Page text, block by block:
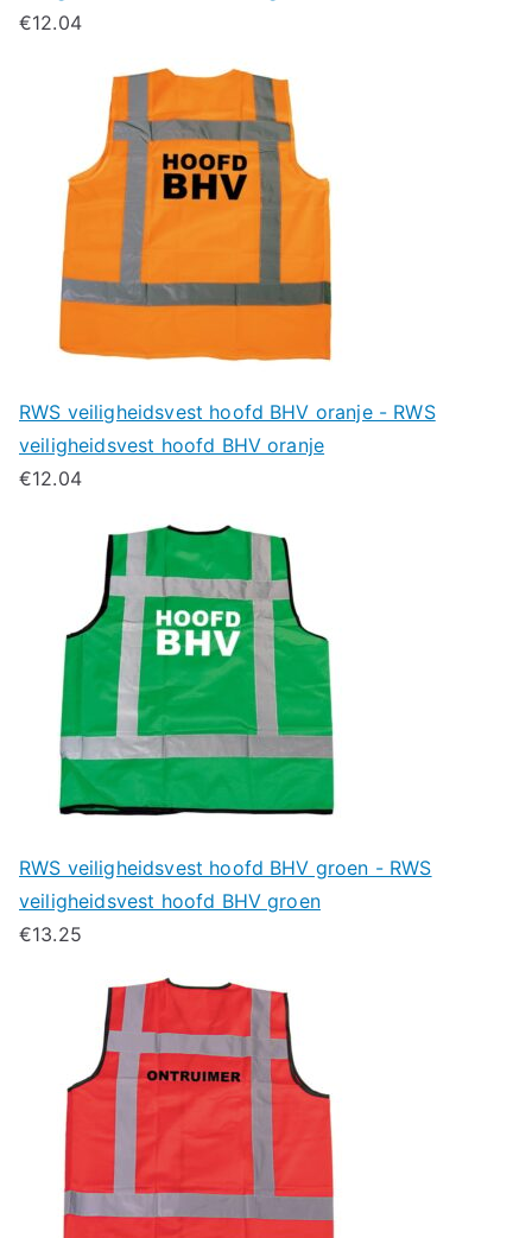
€12.04
RWS veiligheidsvest hoofd BHV oranje - RWS
veiligheidsvest hoofd BHV oranje
€12.04
RWS veiligheidsvest hoofd BHV groen - RWS
veiligheidsvest hoofd BHV groen
€13.25